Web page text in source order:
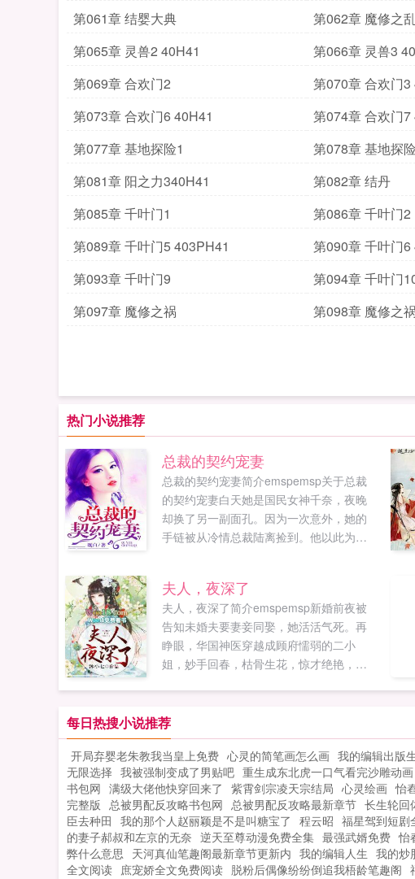
第061章 结婴大典
第062章 魔修之
第065章 灵兽2 40H41
第066章 灵兽3
第069章 合欢门2
第070章 合欢门3
第073章 合欢门6 40H41
第074章 合欢门7
第077章 基地探险1
第078章 基地探
第081章 阳之力340H41
第082章 结丹
第085章 千叶门1
第086章 千叶门2
第089章 千叶门5 403PH41
第090章 千叶门6
第093章 千叶门9
第094章 千叶门
第097章 魔修之祸
第098章 魔修之
热门小说推荐
总裁的契约宠妻
总裁的契约宠妻简介emspemsp关于总裁
的契约宠妻白天她是国民女神千奈，夜晚
却换了另一副面孔。因为一次意外，她的
手链被从冷情总裁陆离捡到。他以此为要
裂，赔偿违约金直到倾家荡产。当她找男
人算账时，那人却狂妄的放下一句让我爱
上你，我随你处置！...
夫人，夜深了
夫人，夜深了简介emspemsp新婚前夜被
告知未婚夫要妻妾同娶，她活活气死。再
睁眼，华国神医穿越成顾府懦弱的二小
姐，妙手回春，枯骨生花，惊才绝艳，冠
人！欠债...
每日热搜小说推荐
开局弃婴老朱教我当皇上免费 心灵的简笔画怎么画 我的编辑出版
无限选择 我被强制变成了男贴吧 重生成东北虎一口气看完沙雕动画
书包网 满级大佬他快穿回来了 紫霄剑宗凌天宗结局 心灵绘画 怡
完整版 总被男配反攻略书包网 总被男配反攻略最新章节 长生轮回
臣去种田 我的那个人赵丽颖是不是叫糖宝了 程云昭 福星驾到短剧
的妻子郝叔和左京的无奈 逆天至尊动漫免费全集 最强武婿免费 怡
弊什么意思 天河真仙笔趣阁最新章节更新内 我的编辑人生 我的炒
全文阅读 庶宠娇全文免费阅读 脱粉后偶像纷纷倒追我梧龄笔趣阁